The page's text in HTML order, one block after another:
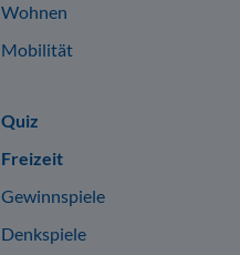
Wohnen
Mobilität
Quiz
Freizeit
Gewinnspiele
Denkspiele